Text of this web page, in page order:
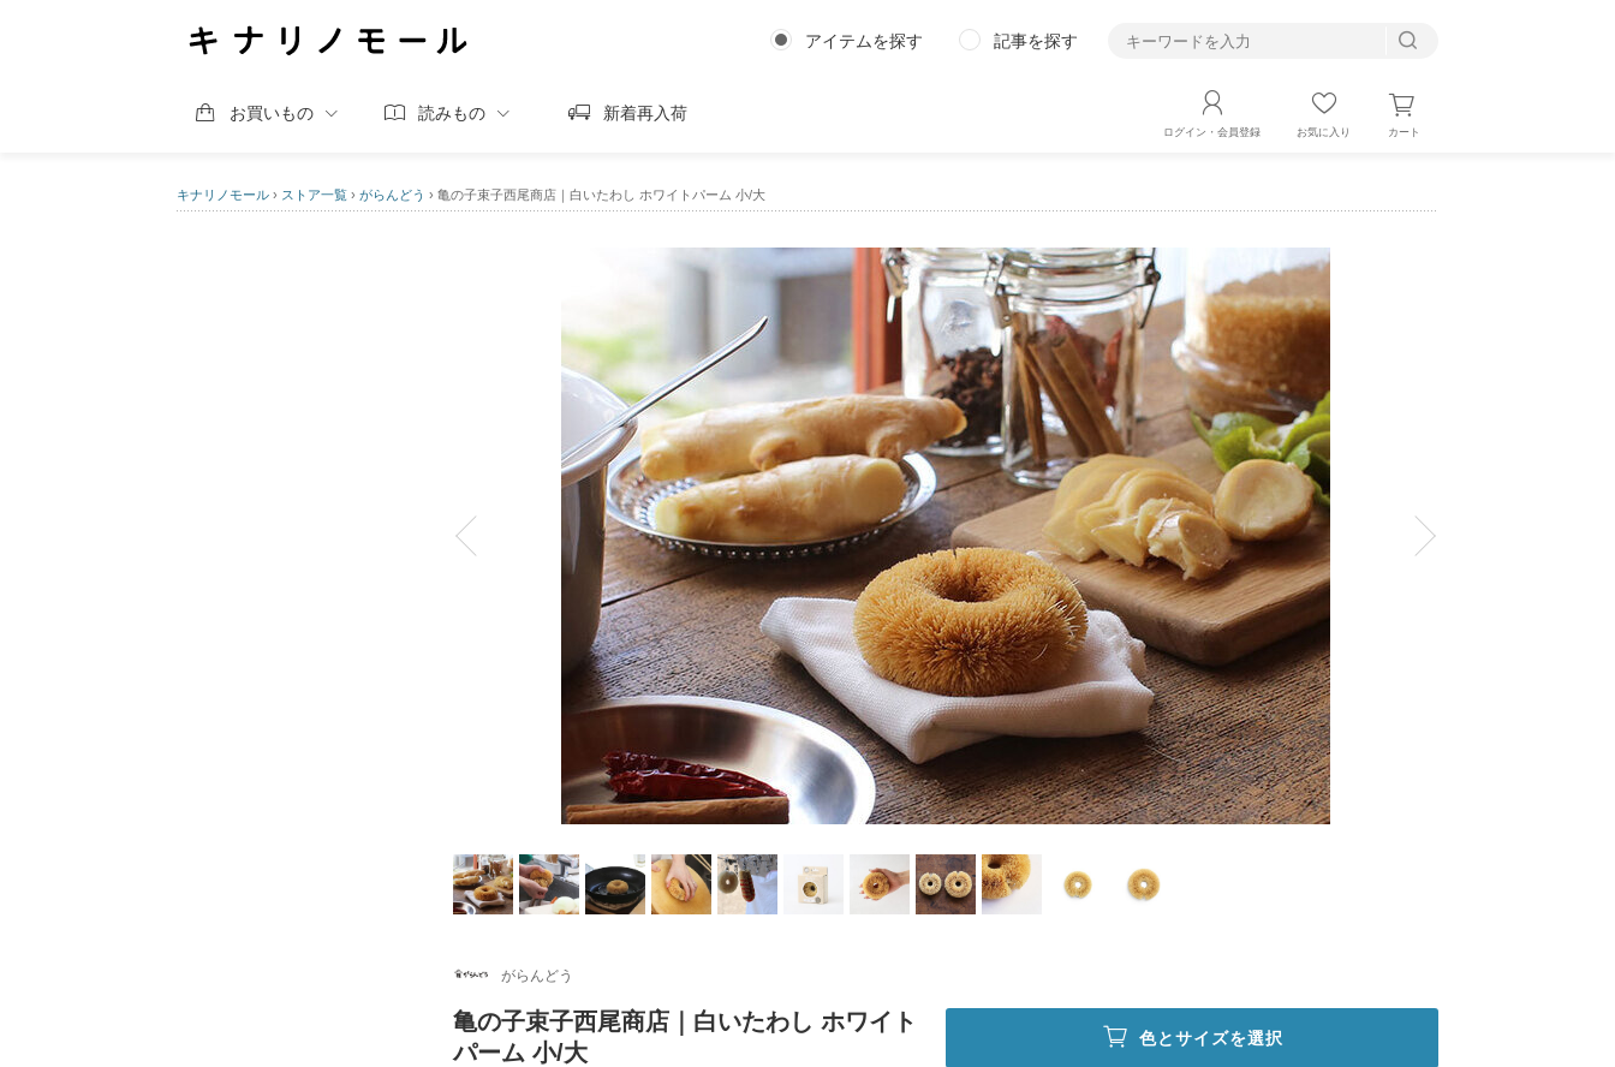
アイテムを探す 記事を探す
お買いもの 読みもの 新着再入荷
ログイン・会員登録 お気に入り カート
キナリノモール › ストア一覧 › がらんどう › 亀の子束子西尾商店｜白いたわし ホワイトパーム 小/大
がらんどう
亀の子束子西尾商店｜白いたわし ホワイト
パーム 小/大
色とサイズを選択